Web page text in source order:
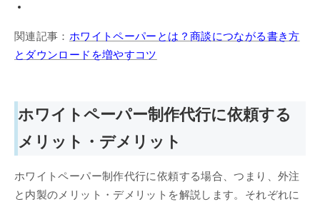
関連記事： ホワイトペーパーとは？商談につながる書き方
とダウンロードを増やすコツ
ホワイトペーパー制作代行に依頼する
メリット・デメリット
ホワイトペーパー制作代行に依頼する場合、つまり、外注
と内製のメリット・デメリットを解説します。それぞれに